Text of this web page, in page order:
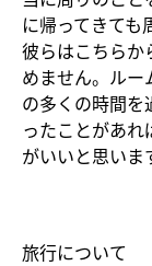
に帰ってきても
彼らはこちらか
めません。ル
の多くの時間
ったことがあ
がいいと思いま
旅行について